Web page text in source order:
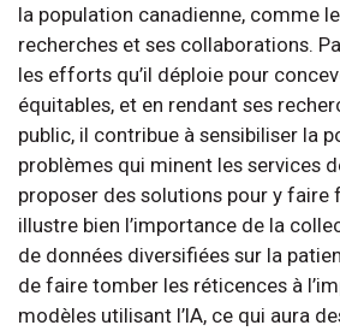
la population canadienne, comme
recherches et ses collaborations.
les efforts qu’il déploie pour
équitables, et en rendant ses
public, il contribue à sensibiliser la
problèmes qui minent les services
proposer des solutions pour y faire
illustre bien l’importance de la
de données diversifiées sur la
de faire tomber les réticences à
modèles utilisant l’IA, ce qui aura